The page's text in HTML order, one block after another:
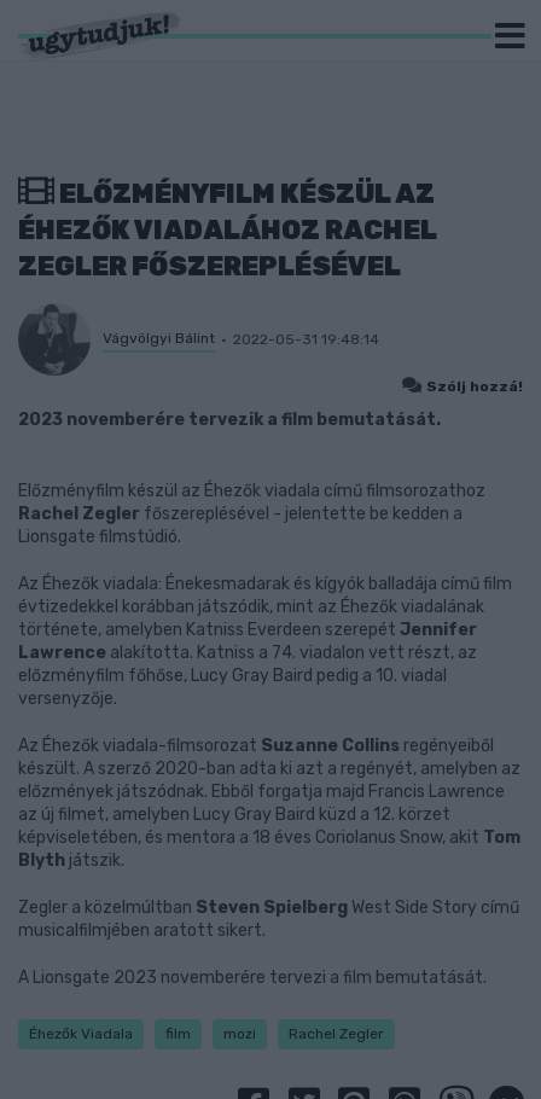
ELŐZMÉNYFILM KÉSZÜL AZ
ÉHEZŐK VIADALÁHOZ RACHEL
ZEGLER FŐSZEREPLÉSÉVEL
Vágvölgyi Bálint 2022-05-31 19:48:14
Szólj hozzá!
2023 novemberére tervezik a film bemutatását.
Előzményfilm készül az Éhezők viadala című filmsorozathoz
Rachel Zegler főszereplésével - jelentette be kedden a
Lionsgate filmstúdió.
Az Éhezők viadala: Énekesmadarak és kígyók balladája című film
évtizedekkel korábban játszódik, mint az Éhezők viadalának
története, amelyben Katniss Everdeen szerepét Jennifer
Lawrence alakította. Katniss a 74. viadalon vett részt, az
előzményfilm főhőse, Lucy Gray Baird pedig a 10. viadal
versenyzője.
Az Éhezők viadala-filmsorozat Suzanne Collins regényeiből
készült. A szerző 2020-ban adta ki azt a regényét, amelyben az
előzmények játszódnak. Ebből forgatja majd Francis Lawrence
az új filmet, amelyben Lucy Gray Baird küzd a 12. körzet
képviseletében, és mentora a 18 éves Coriolanus Snow, akit Tom
Blyth játszik.
Zegler a közelmúltban Steven Spielberg West Side Story című
musicalfilmjében aratott sikert.
A Lionsgate 2023 novemberére tervezi a film bemutatását.
Éhezők Viadala film mozi Rachel Zegler